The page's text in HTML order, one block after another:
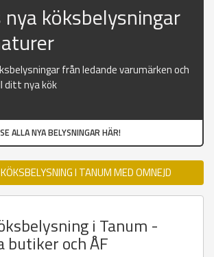
nya köksbelysningar
från ledande varumärken och
ditt nya kök
SE ALLA NYA BELYSNINGAR HÄR!
I TANUM MED OMNEJD
i Tanum -
butiker och ÅF